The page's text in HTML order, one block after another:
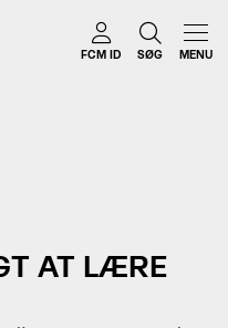
FCM ID SØG MENU
AT LÆRE